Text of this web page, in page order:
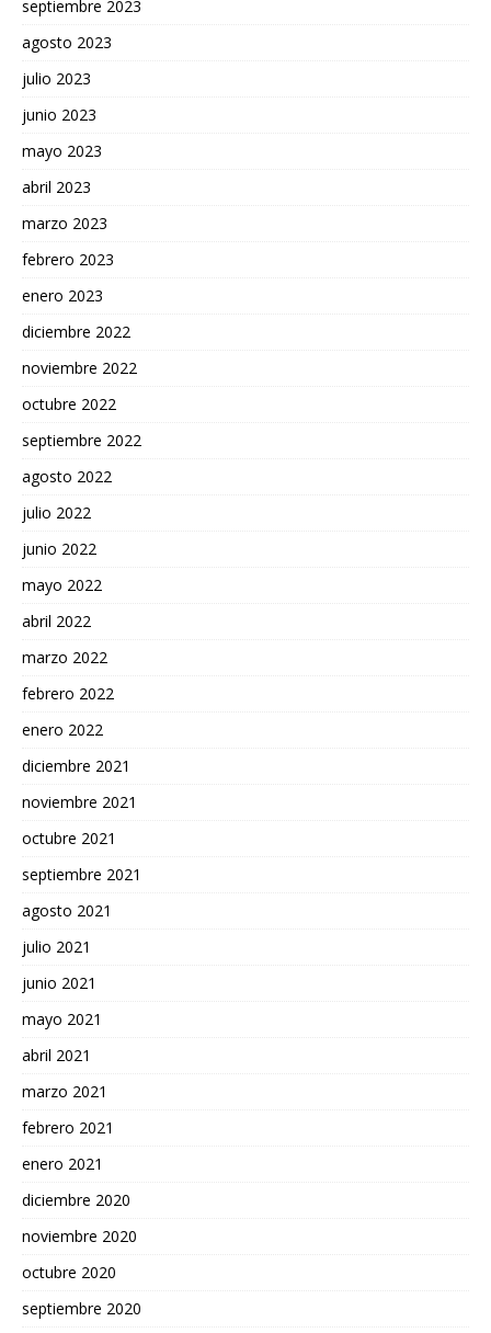
septiembre 2023
agosto 2023
julio 2023
junio 2023
mayo 2023
abril 2023
marzo 2023
febrero 2023
enero 2023
diciembre 2022
noviembre 2022
octubre 2022
septiembre 2022
agosto 2022
julio 2022
junio 2022
mayo 2022
abril 2022
marzo 2022
febrero 2022
enero 2022
diciembre 2021
noviembre 2021
octubre 2021
septiembre 2021
agosto 2021
julio 2021
junio 2021
mayo 2021
abril 2021
marzo 2021
febrero 2021
enero 2021
diciembre 2020
noviembre 2020
octubre 2020
septiembre 2020